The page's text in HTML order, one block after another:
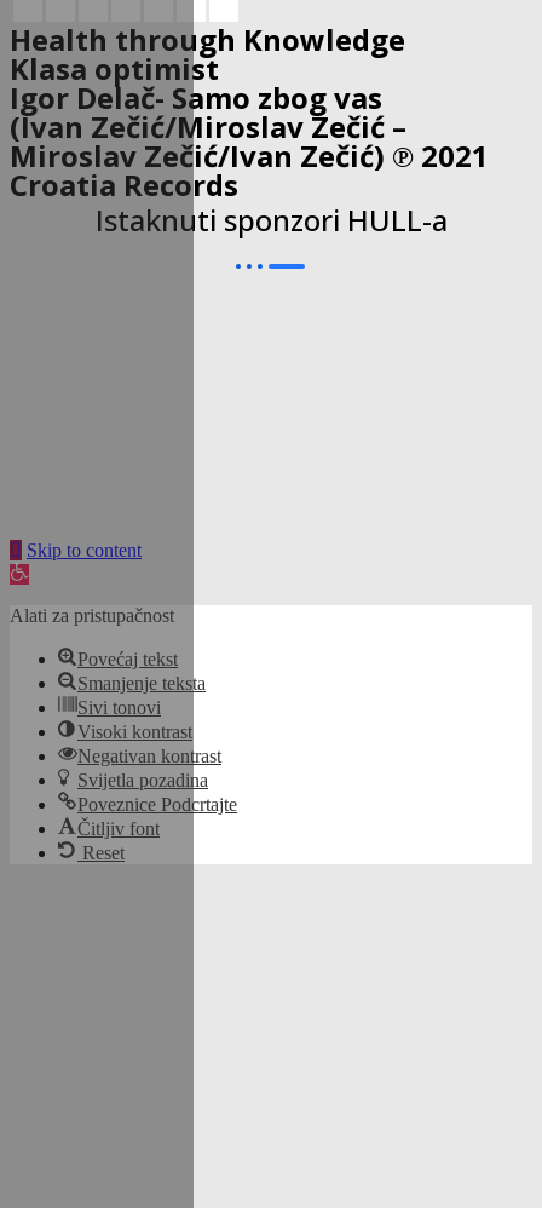
Health through Knowledge
Klasa optimist
Igor Delač- Samo zbog vas
(Ivan Zečić/Miroslav Zečić –
Miroslav Zečić/Ivan Zečić) ℗ 2021
Croatia Records
Istaknuti sponzori HULL-a
Skip to content
Open
Alati za pristupačnost
Povećaj tekst
Smanjenje teksta
Sivi tonovi
Visoki kontrast
Negativan kontrast
Svijetla pozadina
Poveznice Podcrtajte
Čitljiv font
Reset